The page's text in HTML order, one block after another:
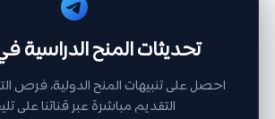
تحديثات المنح الدراسية
احصل على تنبيهات المنح الدولية، فرص
التقديم مباشرة عبر قناتنا على